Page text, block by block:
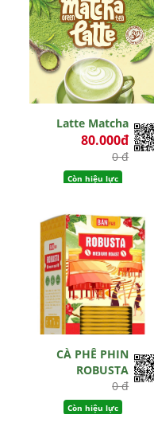
Latte Matcha
80.000đ
0 đ
Còn hiệu lực
CÀ PHÊ PHIN
ROBUSTA
0 đ
Còn hiệu lực